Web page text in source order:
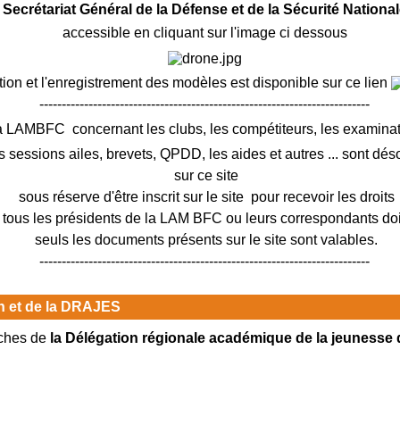
Secrétariat Général de la Défense et de la Sécurité
accessible en cliquant sur l'image ci dessous
et l'enregistrement des modèles est disponible sur ce lien
--------------------------------------------------------------------------
concernant les clubs, les compétiteurs, les
sessions ailes, brevets, QPDD, les aides et autres ... sont
sur ce site
sous réserve d'être inscrit sur le site pour recevoir les droits
les présidents de la LAM BFC ou leurs correspondants
seuls les documents présents sur le site sont valables.
--------------------------------------------------------------------------
et de la DRAJES
dela Délégation régionale académique de la jeunesse